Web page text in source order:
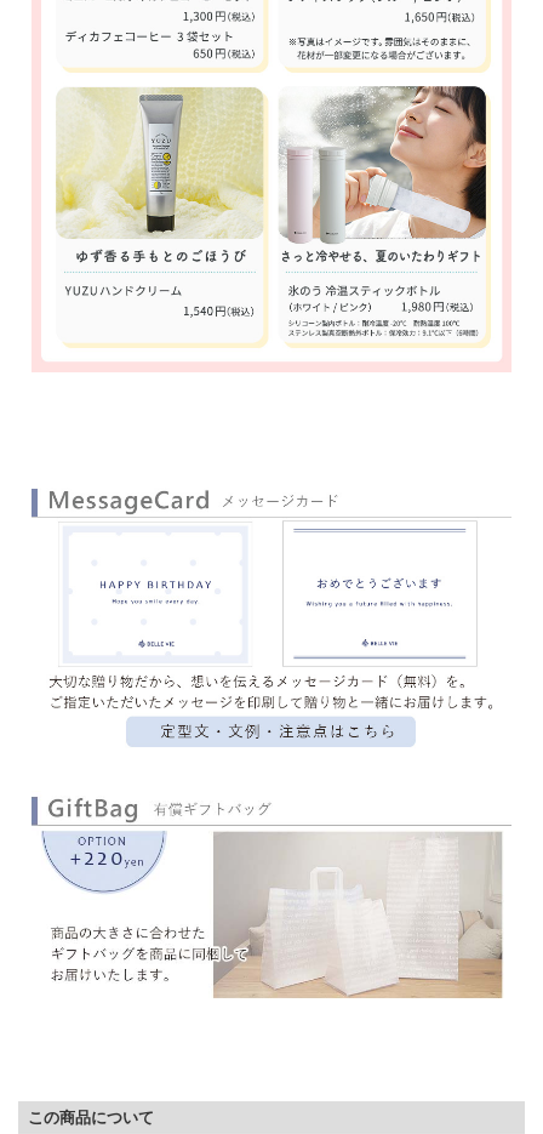
この商品について